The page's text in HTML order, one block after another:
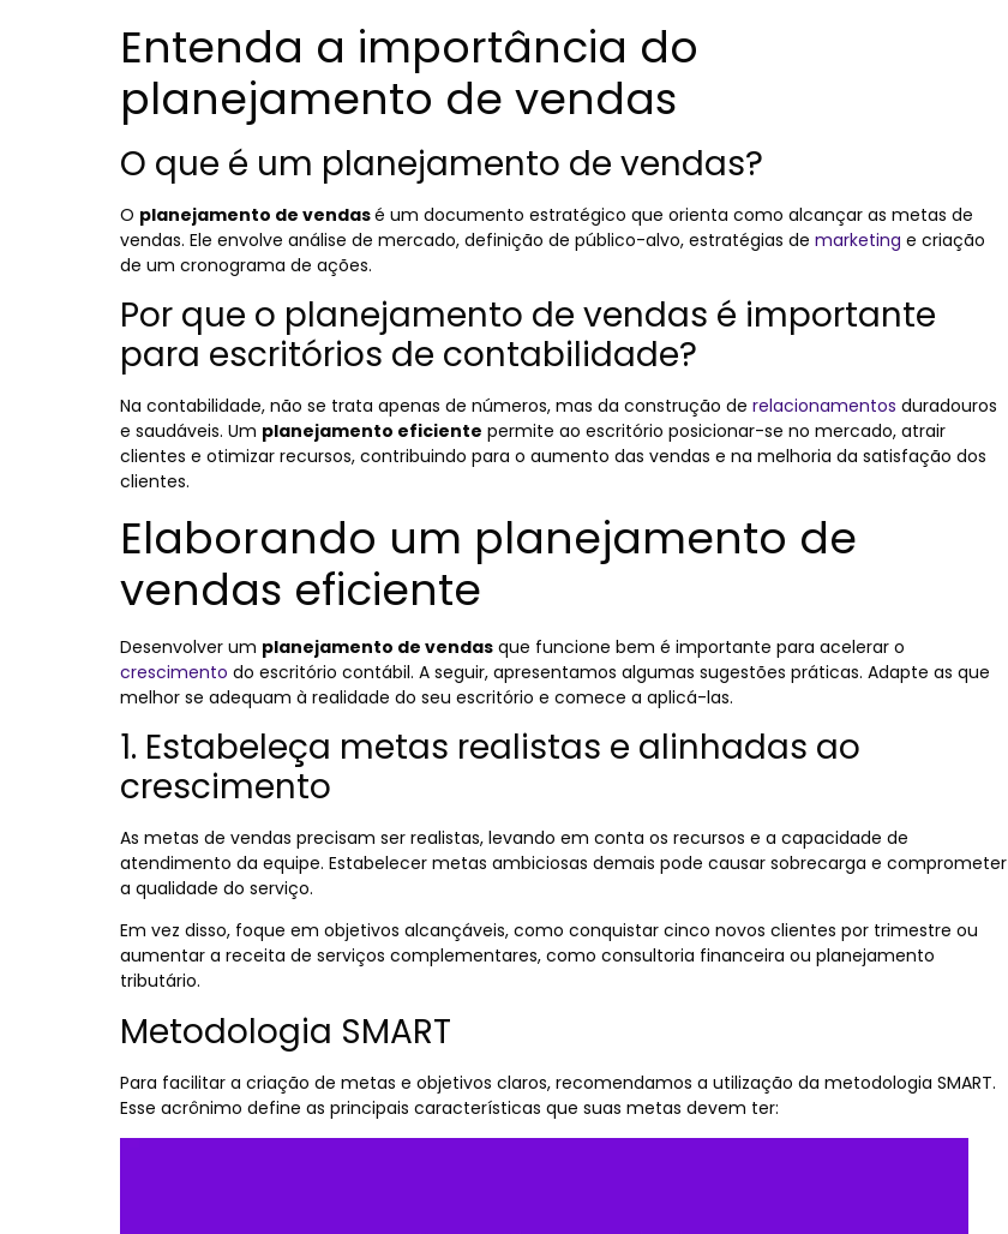
Entenda a importância do
planejamento de vendas
O que é um planejamento de vendas?
O planejamento de vendasé um documento estratégico que orienta como alcançar as metas de
vendas. Ele envolve análise de mercado, definição de público-alvo, estratégias de marketing e criação
de um cronograma de ações.
Por que o planejamento de vendas é importante
para escritórios de contabilidade?
Na contabilidade, não se trata apenas de números, mas da construção de relacionamentos duradouros
e saudáveis. Um planejamento eficiente permite ao escritório posicionar-se no mercado, atrair
clientes e otimizar recursos, contribuindo para o aumento das vendas e na melhoria da satisfação dos
clientes.
Elaborando um planejamento de
vendas eficiente
Desenvolver um planejamento de vendas que funcione bem é importante para acelerar o
crescimento do escritório contábil. A seguir, apresentamos algumas sugestões práticas. Adapte as que
melhor se adequam à realidade do seu escritório e comece a aplicá-las.
1. Estabeleça metas realistas e alinhadas ao
crescimento
As metas de vendas precisam ser realistas, levando em conta os recursos e a capacidade de
atendimento da equipe. Estabelecer metas ambiciosas demais pode causar sobrecarga e comprometer
a qualidade do serviço.
Em vez disso, foque em objetivos alcançáveis, como conquistar cinco novos clientes por trimestre ou
aumentar a receita de serviços complementares, como consultoria financeira ou planejamento
tributário.
Metodologia SMART
Para facilitar a criação de metas e objetivos claros, recomendamos a utilização da metodologia SMART.
Esse acrônimo define as principais características que suas metas devem ter: